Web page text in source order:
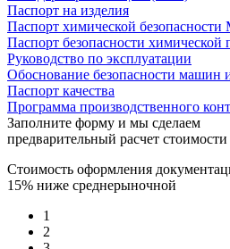
Паспорт на изделия
Паспорт химической
Паспорт безопасности химической
Руководство по эксплуатации
Обоснование безопасности машин
Паспорт качества
Программа производственного
Заполните форму и мы сделаем
предварительный расчет стоимости
Стоимость оформления
15% ниже среднерыночной
1
2